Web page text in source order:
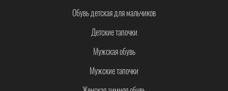
Обувь детская для мальчиков
Детские тапочки
Мужская обувь
Мужские тапочки